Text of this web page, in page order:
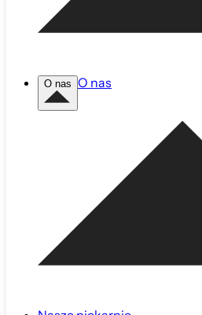
O nas O nas